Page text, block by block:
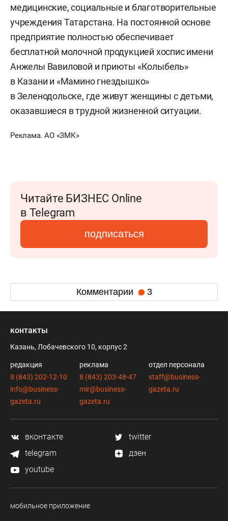
медицинские, социальные и благотворительные
учреждения Татарстана. На постоянной основе
предприятие полностью обеспечивает
бесплатной молочной продукцией хоспис имени
Анжелы Вавиловой и приюты «Колыбель»
в Казани и «Мамино гнездышко»
в Зеленодольске, где живут женщины с детьми,
оказавшиеся в трудной жизненной ситуации.
Реклама. АО «ЗМК»
Читайте БИЗНЕС Online
в Telegram
подписаться
Комментарии 3
контакты
Казань, Лобачевского 10, корпус 2
редакция
8 (843) 202-12-10
info@business-
gazeta.ru
реклама
8 (843) 203-48-47
mir@business-
gazeta.ru
отдел персонала
staff@business-
gazeta.ru
вконтакте
twitter
telegram
дзен
youtube
мобильное приложение